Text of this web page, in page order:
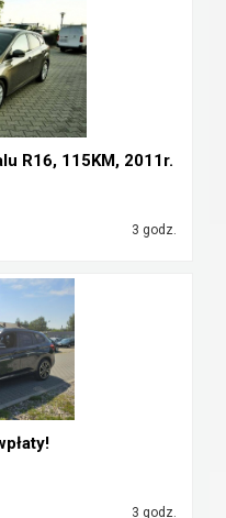
R16, 115KM, 2011r.
3 godz.
3 godz.